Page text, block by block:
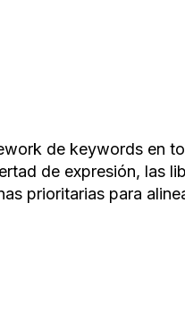
de keywords en
de expresión, las
prioritarias para